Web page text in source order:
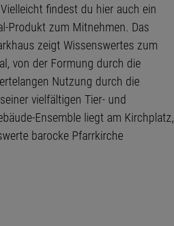
findest du hier auch ein
Produkt zum Mitnehmen. Das
zeigt Wissenswertes zum
von der Formung durch die
Nutzung durch die
vielfältigen Tier- und
Ensemble liegt am Kirchplatz,
barocke Pfarrkirche